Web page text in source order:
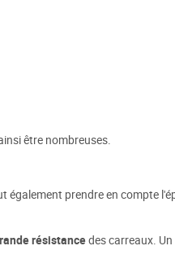
être nombreuses.
prendre en compte
résistancedes carreaux.